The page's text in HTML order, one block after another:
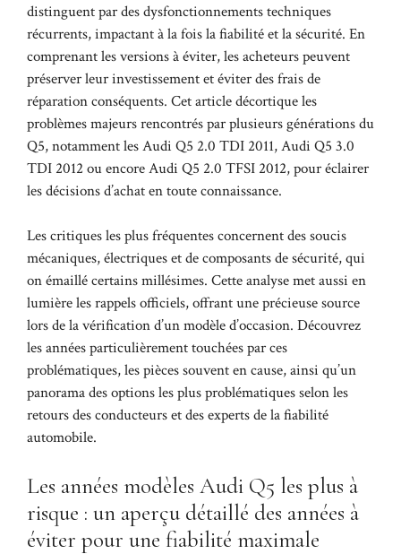
distinguent par des dysfonctionnements techniques
récurrents, impactant à la fois la fiabilité et la sécurité. En
comprenant les versions à éviter, les acheteurs peuvent
préserver leur investissement et éviter des frais de
réparation conséquents. Cet article décortique les
problèmes majeurs rencontrés par plusieurs générations du
Q5, notamment les Audi Q5 2.0 TDI 2011, Audi Q5 3.0
TDI 2012 ou encore Audi Q5 2.0 TFSI 2012, pour éclairer
les décisions d’achat en toute connaissance.
Les critiques les plus fréquentes concernent des soucis
mécaniques, électriques et de composants de sécurité, qui
on émaillé certains millésimes. Cette analyse met aussi en
lumière les rappels officiels, offrant une précieuse source
lors de la vérification d’un modèle d’occasion. Découvrez
les années particulièrement touchées par ces
problématiques, les pièces souvent en cause, ainsi qu’un
panorama des options les plus problématiques selon les
retours des conducteurs et des experts de la fiabilité
automobile.
Les années modèles Audi Q5 les plus à
risque : un aperçu détaillé des années à
éviter pour une fiabilité maximale